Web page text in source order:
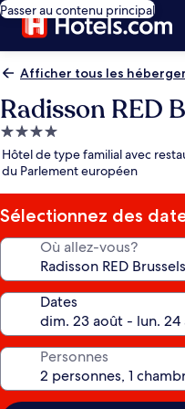
Passer au contenu principal
Afficher tous les
Radisson RED
Hébergement
4.0 étoiles
Hôtel de type familial avec
du Parlement européen
Sélectionnez des
Où allez-vous?
Dates
Personnes